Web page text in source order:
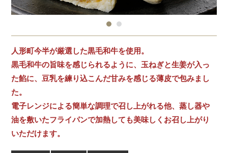
人形町今半が厳選した黒毛和牛を使用。
黒毛和牛の旨味を感じられるように、玉ねぎと生姜が入っ
た餡に、豆乳を練り込こんだ甘みを感じる薄皮で包みまし
た。
電子レンジによる簡単な調理で召し上がれる他、蒸し器や
油を敷いたフライパンで加熱しても美味しくお召し上がり
いただけます。